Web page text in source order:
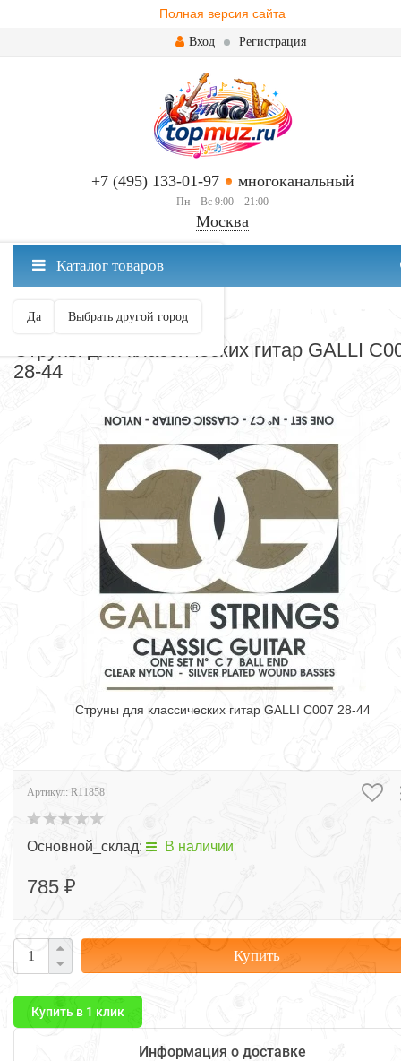
Полная версия сайта
Вход Регистрация
+7 (495) 133-01-97 многоканальный
Пн—Вс 9:00—21:00
Москва
Москва ваш город?
Да Выбрать другой город
Каталог товаров
СТРУНЫ ДЛЯ ГИТАРЫ
Струны для классических гитар GALLI
28-44
Струны для классических гитар GALLI C007 28-44
Артикул: R11858
Основной_склад: В наличии
785 ₽
Купить
Купить в 1 клик
Информация о доставке